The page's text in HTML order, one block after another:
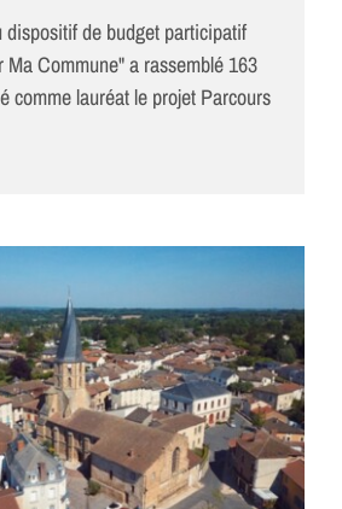
dispositif de budget participatif
Commune" a rassemblé 163
comme lauréat le projet Parcours